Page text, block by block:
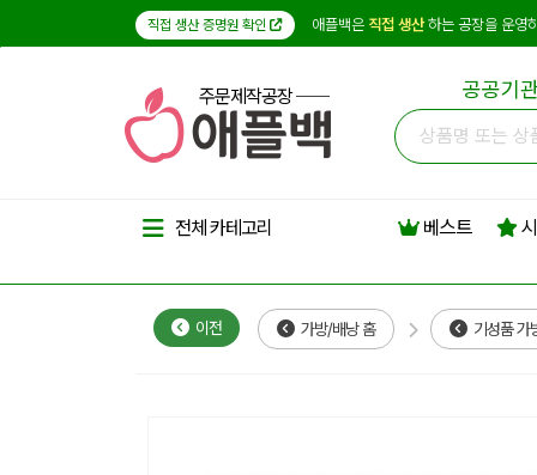
직접 생산 증명원 확인 애플백은 직접 생산하는 공장을 운영
주문제작공장 공공기
전체 카테고리 베스트
이전 가방/배낭 홈 기성품 가